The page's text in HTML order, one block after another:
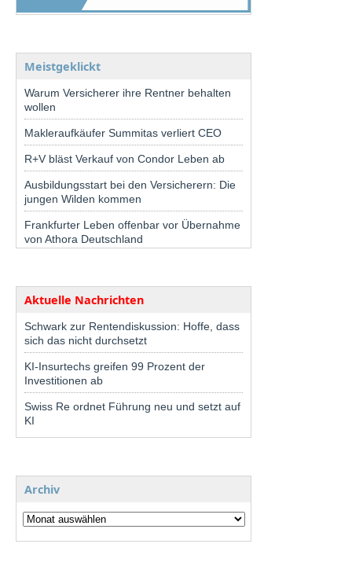
Meistgeklickt
Warum Versicherer ihre Rentner behalten
wollen
Makleraufkäufer Summitas verliert CEO
R+V bläst Verkauf von Condor Leben ab
Ausbildungsstart bei den Versicherern: Die
jungen Wilden kommen
Frankfurter Leben offenbar vor Übernahme
von Athora Deutschland
Aktuelle Nachrichten
Schwark zur Rentendiskussion: Hoffe, dass
sich das nicht durchsetzt
KI-Insurtechs greifen 99 Prozent der
Investitionen ab
Swiss Re ordnet Führung neu und setzt auf
KI
Archiv